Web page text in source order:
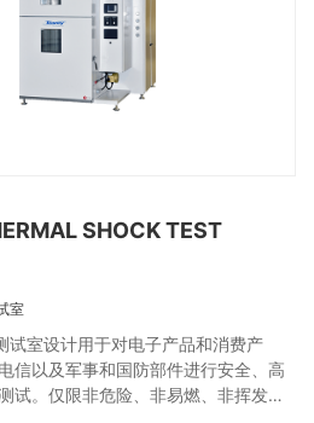
SHOCK TEST
室
试室设计用于对电子产品和消费产
信以及军事和国防部件进行安全、高
试。仅限非危险、非易燃、非挥发性